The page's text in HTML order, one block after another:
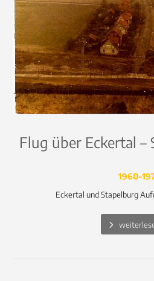
Flug über Eckertal –
1960-
Eckertal und Stapelburg